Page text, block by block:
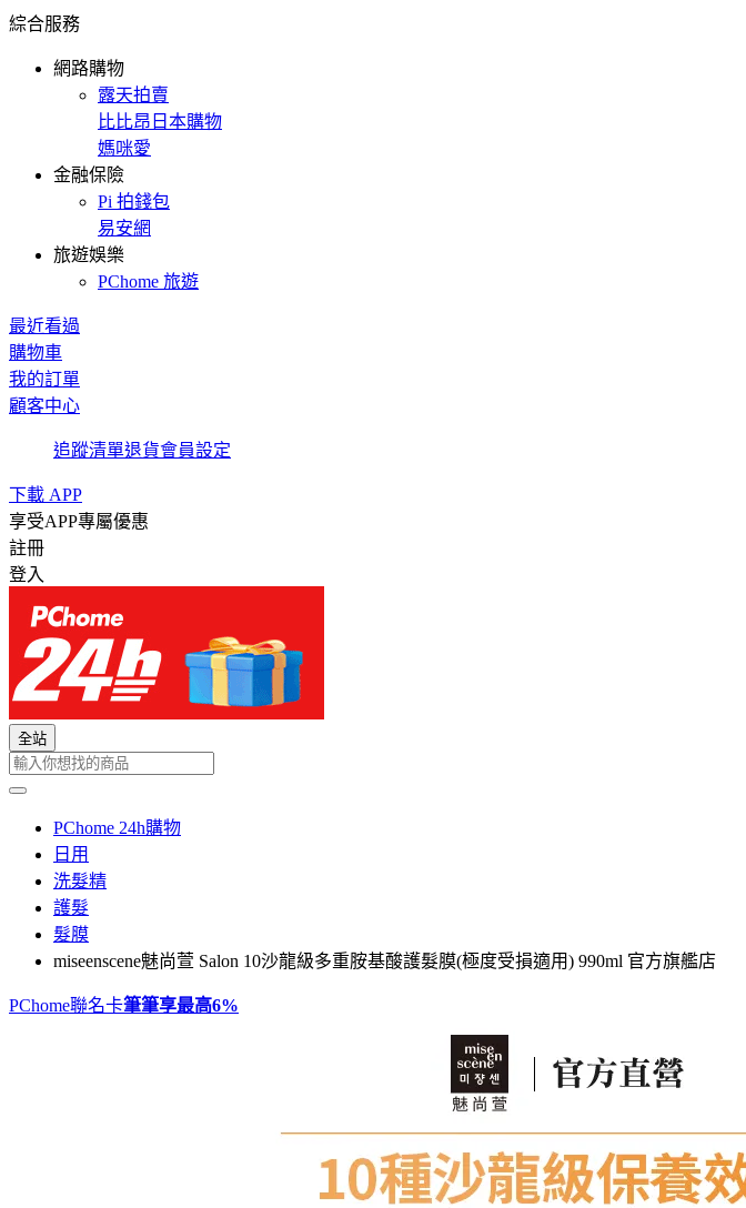
綜合服務
網路購物
露天拍賣
比比昂日本購物
媽咪愛
金融保險
Pi 拍錢包
易安網
旅遊娛樂
PChome 旅遊
最近看過
購物車
我的訂單
顧客中心
追蹤清單退貨會員設定
下載 APP
享受APP專屬優惠
註冊
登入
全站
PChome 24h購物
日用
洗髮精
護髮
髮膜
miseenscene魅尚萱 Salon 10沙龍級多重胺基酸護髮膜(極度受損適用) 990ml 官方旗艦店
PChome聯名卡筆筆享最高6%